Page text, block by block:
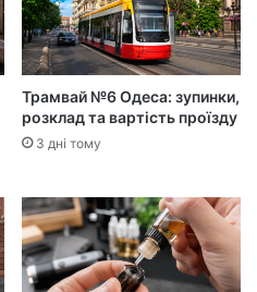
Трамвай №6 Одеса: зупинки,
розклад та вартість проїзду
3 дні тому